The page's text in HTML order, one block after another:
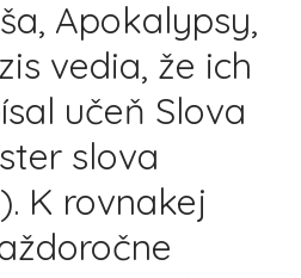
Apokalypsy,
vedia, že ich
učeň Slova
slova
K rovnakej